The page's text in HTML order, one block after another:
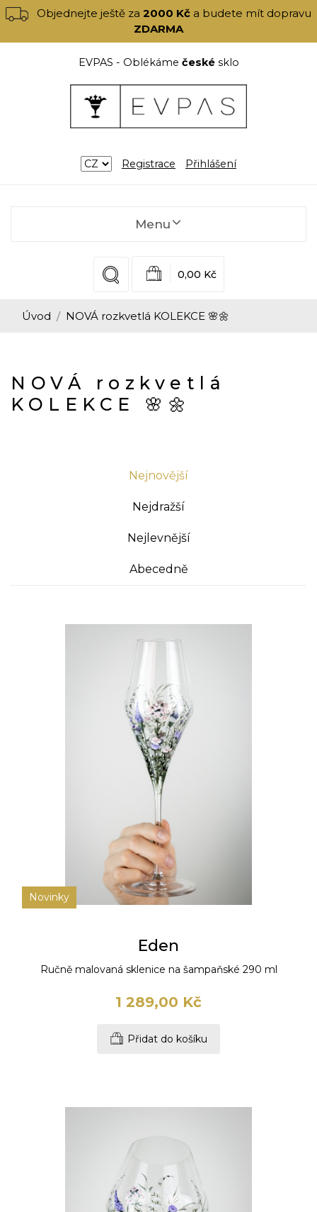
Objednejte ještě za2000 Kč a budete mít dopravu
ZDARMA
EVPAS - Oblékáme českésklo
Registrace Přihlášení
Menu
0,00 Kč
Úvod NOVÁ rozkvetlá KOLEKCE 🌸🌼
NOVÁ rozkvetlá
KOLEKCE 🌸🌼
Nejnovější
Nejdražší
Nejlevnější
Abecedně
Novinky
Eden
Ručně malovaná sklenice na šampaňské 290 ml
1 289,00 Kč
Přidat do košíku